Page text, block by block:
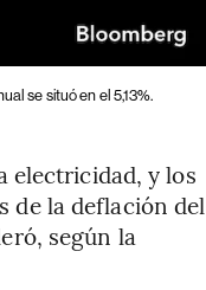
se situó en el 5,13%.
electricidad, y los
de la deflación del
según la